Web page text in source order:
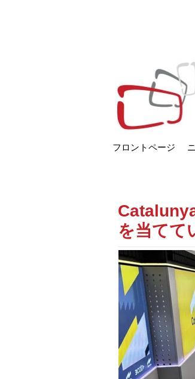
フロントページ
を当てて